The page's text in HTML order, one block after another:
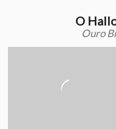
O
Ouro